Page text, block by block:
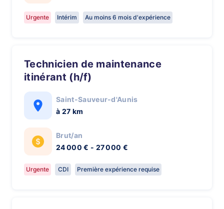
Urgente Intérim Au moins 6 mois d'expérience
Technicien de maintenance
itinérant (h/f)
Saint-Sauveur-d'Aunis
à 27 km
Brut/an
24 000 € - 27 000 €
Urgente CDI Première expérience requise